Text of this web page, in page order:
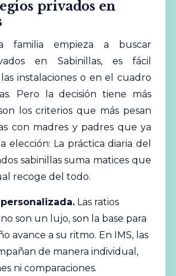
privados en
familia empieza a buscar
en Sabinillas, es fácil
instalaciones o en el cuadro
Pero la decisión tiene más
los criterios que más pesan
con madres y padres que ya
elección: La práctica diaria del
sabinillas suma matices que
recoge del todo.
Las ratios
son un lujo, son la base para
avance a su ritmo. En IMS, las
de manera individual,
ni comparaciones.